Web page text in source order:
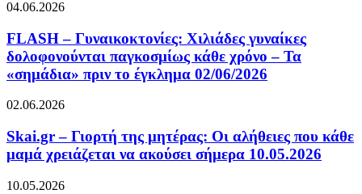
04.06.2026
FLASH – Γυναικοκτονίες: Χιλιάδες γυναίκες
δολοφονούνται παγκοσμίως κάθε χρόνο – Τα
«σημάδια» πριν το έγκλημα 02/06/2026
02.06.2026
Skai.gr – Γιορτή της μητέρας: Οι αλήθειες που κάθε
μαμά χρειάζεται να ακούσει σήμερα 10.05.2026
10.05.2026